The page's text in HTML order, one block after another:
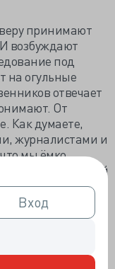
Вход
Вход
принимают
возбуждают
под
на огульные
отвечает
От
Как думаете,
журналистами и
мы ёмко
случай
они делают
переосмысление
моим другом. В